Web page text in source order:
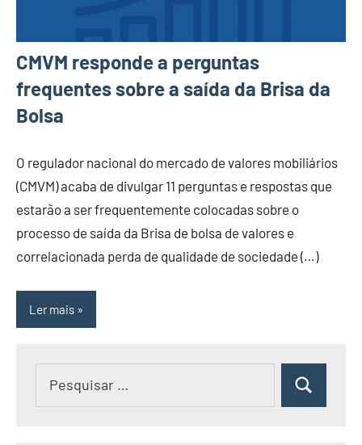
CMVM responde a perguntas
frequentes sobre a saída da Brisa da
Bolsa
O regulador nacional do mercado de valores mobiliários
(CMVM) acaba de divulgar 11 perguntas e respostas que
estarão a ser frequentemente colocadas sobre o
processo de saída da Brisa de bolsa de valores e
correlacionada perda de qualidade de sociedade (…)
Ler mais
Pesquisar